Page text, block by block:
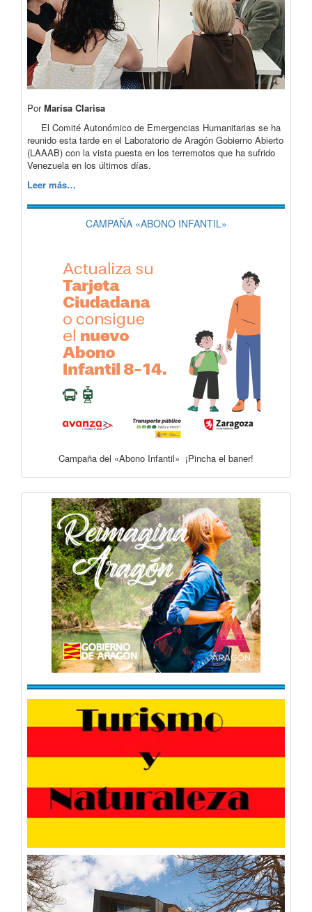
PorMarisa Clarisa
El Comité Autonómico de Emergencias Humanitarias se ha
reunido esta tarde en el Laboratorio de Aragón Gobierno Abierto
(LAAAB) con la vista puesta en los terremotos que ha sufrido
Venezuela en los últimos días.
Leer más…
CAMPAÑA «ABONO INFANTIL»
Campaña del «Abono Infantil» ¡Pincha el baner!